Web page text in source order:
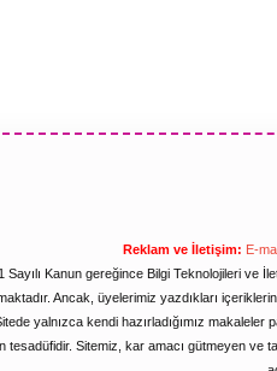
Reklam ve İletişim: E-
Sayılı Kanun gereğince Bilgi Teknolojileri ve
Ancak, üyelerimiz yazdıkları
yalnızca kendi hazırladığımız
tesadüfidir. Sitemiz, kar amacı gütmeyen ve